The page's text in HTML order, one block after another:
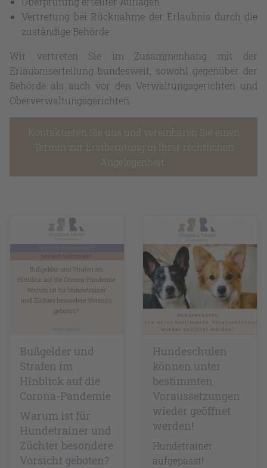
Vertretung bei Rücknahme der Erlaubnis durch die
zuständige Behörde
Wir vertreten Sie im Zusammenhang mit der
Erlaubniserteilung bundesweit, sowohl gegenüber der
Behörde als auch vor den Verwaltungsgerichten und
Oberverwaltungsgerichten.
Kontaktieren Sie uns und vereinbaren Sie einen
Termin zur Erstberatung in Ihrer rechtlichen
Angelegenheit.
Bußgelder und
Strafen im
Hinblick auf die
Corona-Pandemie
Warum ist für
Hundetrainer und
Züchter besondere
Vorsicht geboten?
Hundeschulen
können unter
bestimmten
Voraussetzungen
wieder geöffnet
werden!
Hundetrainer
aufgepasst!